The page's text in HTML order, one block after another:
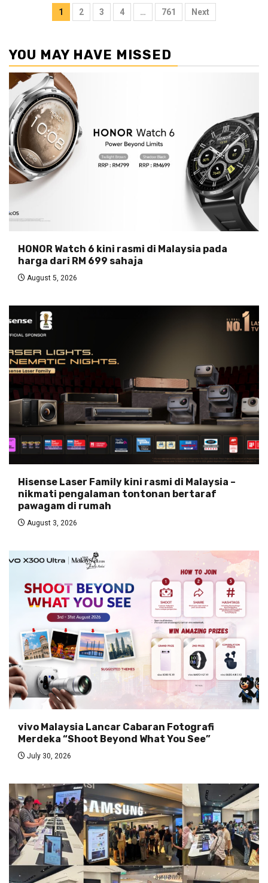
Posts
1 2 3 4 … 761 Next
YOU MAY HAVE MISSED
HONOR Watch 6 kini rasmi di Malaysia pada
harga dari RM 699 sahaja
August 5, 2026
Hisense Laser Family kini rasmi di Malaysia –
nikmati pengalaman tontonan bertaraf
pawagam di rumah
August 3, 2026
vivo Malaysia Lancar Cabaran Fotografi
Merdeka “Shoot Beyond What You See”
July 30, 2026